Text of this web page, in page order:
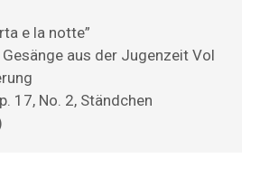
e la notte”
aus der Jugenzeit Vol
17, No. 2, Ständchen